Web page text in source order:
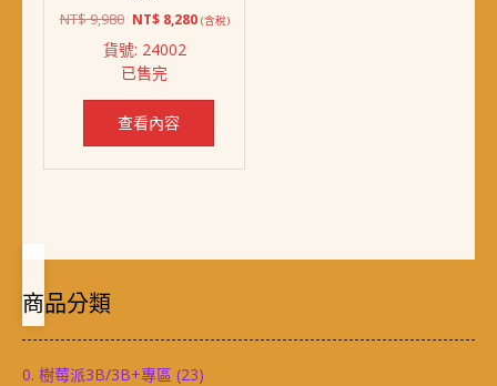
NT$9,980 原
價
格：
NT$ 9,980。
NT$8,280目
NT$ 8,280。
(含稅)
貨號: 24002
已售完
查看內容
商品分類
0. 樹莓派3B/3B+專區 (23)